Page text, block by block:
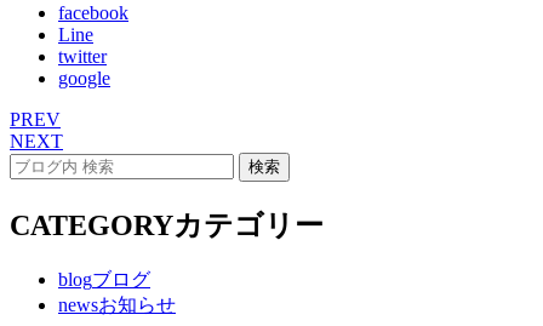
facebook
Line
twitter
google
PREV
NEXT
CATEGORYカテゴリー
blogブログ
newsお知らせ